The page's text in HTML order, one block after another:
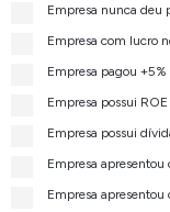
Empresa nunca deu
Empresa com lucro
Empresa pagou
Empresa possui
Empresa possui
Empresa
Empresa